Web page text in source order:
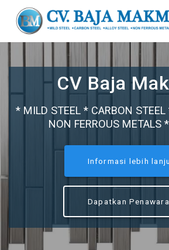
to
content
CV Baja
* MILD STEEL * CARBON STEEL
NON FERROUS METALS
Informasi lebih
Dapatkan